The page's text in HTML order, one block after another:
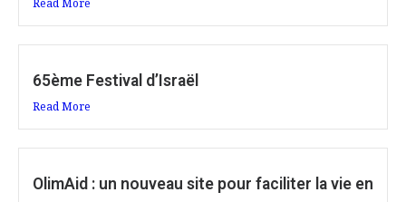
Read More
65ème Festival d’Israël
Read More
OlimAid : un nouveau site pour faciliter la vie en